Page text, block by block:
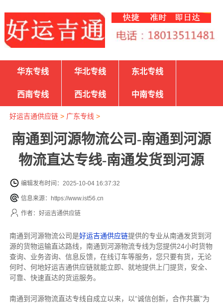
华东专线 华北专线 东北专线
西南专线 西北专线 中南专线
好运吉通供应链> 广东专线 >
南通到河源物流公司-南通到河源
物流直达专线-南通发货到河源
编辑发布时间：2025-10-04 16:37:32
信息来源：https://www.ist56.cn
作者：好运吉通供应链
南通到河源物流公司是好运吉通供应链提供的专业从南通发货到河
源的货物运输直达路线，南通到河源物流专线为您提供24小时货物
查询、业务咨询、信息反馈，在线订车等服务，您只要有货，无论
何时、何地好运吉通供应链就能立即、就地提供上门提货，安全、
可靠、快速直达的货运服务。
南通到河源物流直达专线自成立以来，以“诚信创新，合作共赢”为